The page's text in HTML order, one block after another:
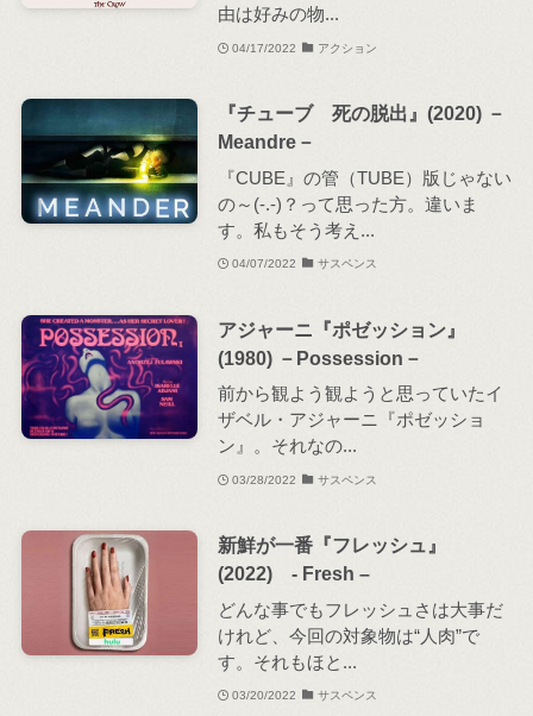
由は好みの物...
04/17/2022 アクション
『チューブ 死の脱出』(2020) －
Meandre－
『CUBE』の管（TUBE）版じゃない
の～(-.-)？って思った方。違いま
す。私もそう考え...
04/07/2022 サスペンス
アジャーニ『ポゼッション』
(1980) －Possession－
前から観よう観ようと思っていたイ
ザベル・アジャーニ『ポゼッショ
ン』。それなの...
03/28/2022 サスペンス
新鮮が一番『フレッシュ』
(2022) - Fresh –
どんな事でもフレッシュさは大事だ
けれど、今回の対象物は“人肉”で
す。それもほと...
03/20/2022 サスペンス